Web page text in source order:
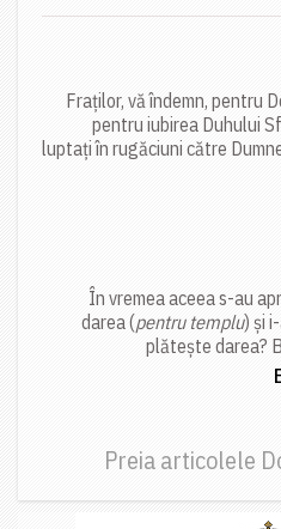
Fraților, vă îndemn, pentru
pentru iubirea Duhului
luptați în rugăciuni către
În vremea aceea s-au
darea (pentru templu) și
plătește darea?
Preia articolele